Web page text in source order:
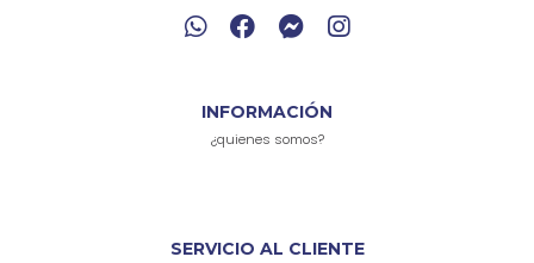
INFORMACIÓN
¿quienes somos?
SERVICIO AL CLIENTE